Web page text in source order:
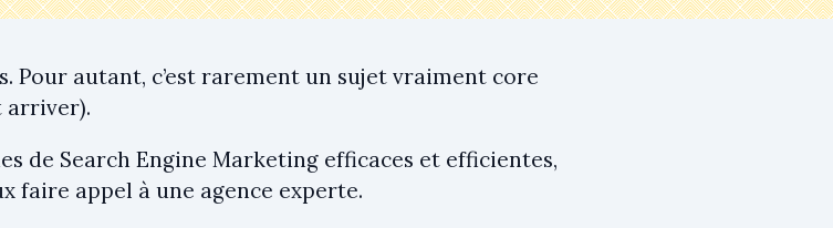
Pour autant, c’est rarement un sujet vraiment core
arriver).
de Search Engine Marketing efficaces et efficientes,
faire appel à une agence experte.